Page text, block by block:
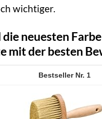
wichtiger.
die neuesten
mit der besten
1